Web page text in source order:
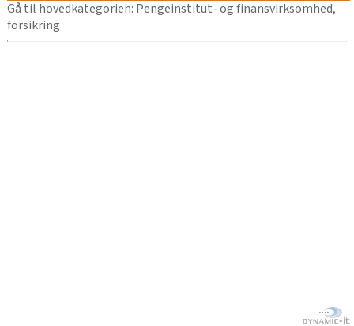
Gå til hovedkategorien: Pengeinstitut- og finansvirksomhed,
forsikring